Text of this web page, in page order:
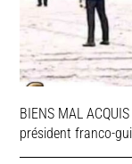
BIENS MAL
président franco-